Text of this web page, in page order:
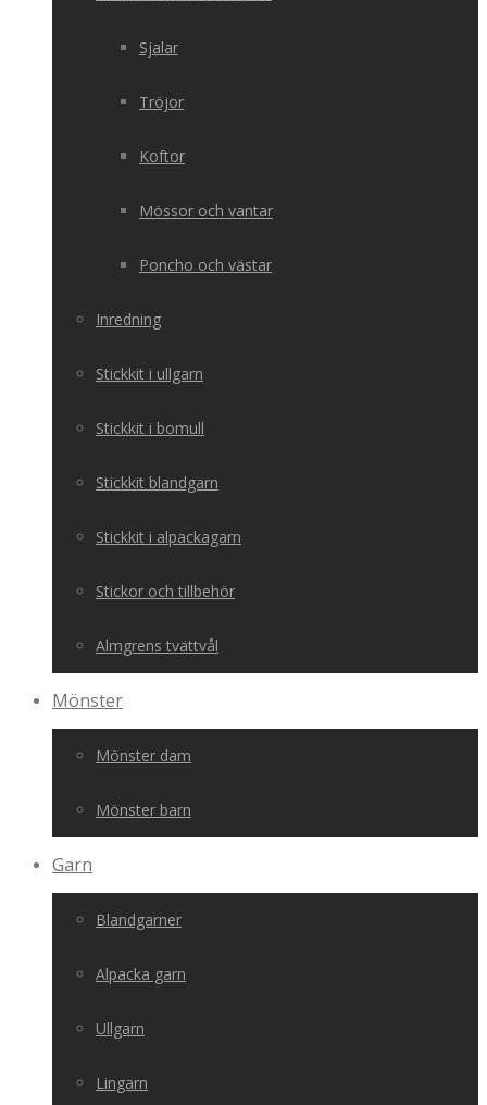
Sjalar
Tröjor
Koftor
Mössor och vantar
Poncho och västar
Inredning
Stickkit i ullgarn
Stickkit i bomull
Stickkit blandgarn
Stickkit i alpackagarn
Stickor och tillbehör
Almgrens tvättvål
Mönster
Mönster dam
Mönster barn
Garn
Blandgarner
Alpacka garn
Ullgarn
Lingarn